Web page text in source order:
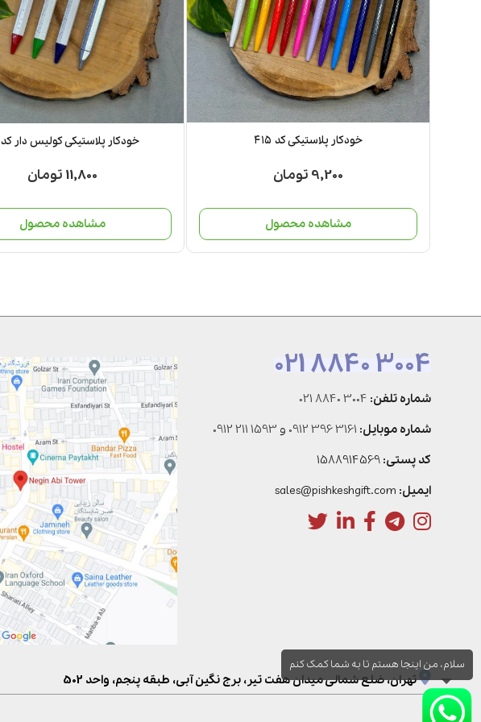
سلام، من اینجا هستم تا به شما کمک کنم
خودکار پلاستیکی کد ۴۱۵
9,200 تومان
مشاهده محصول
خودکار پلاستیکی کولیس دار کد 114
11,800 تومان
مشاهده محصول
021 8840 3004
شماره تلفن: 021 8840 3004
شماره موبایل: 0912 396 3161 و 0912 211 1593
کد پستی:
ایمیل:
تهران، ضلع شمالی میدان هفت تیر، برج نگین آبی، طبقه پنجم، واحد 502